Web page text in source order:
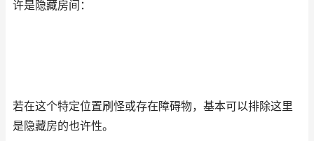
许是隐藏房间：
若在这个特定位置刷怪或存在障碍物，基本可以排除这里
是隐藏房的也许性。